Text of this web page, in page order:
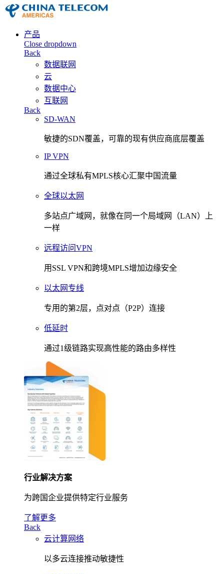
产品
Close dropdown
Back
数据联网
云
数据中心
互联网
Back
SD-WAN
敏捷的SDN覆盖，可靠的现有供应商底层覆盖
IP VPN
通过全球私有MPLS核心汇聚中国流量
全球以太网
多站点广域网，就像在同一个局域网（LAN）上
一样
远程访问VPN
用SSL VPN和跨境MPLS增加边缘安全
以太网专线
专用的第2层，点对点（P2P）连接
低延时
通过1级链路实现高性能的路由多样性
行业解决方案
为跨国企业提供特定行业服务
了解更多
Back
云计算网络
以多云连接推动敏捷性